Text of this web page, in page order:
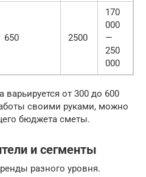
650 2500
170
000
—
250
000
от 300 до 600
своими руками, можно
бюджета сметы.
и сегменты
разного уровня.